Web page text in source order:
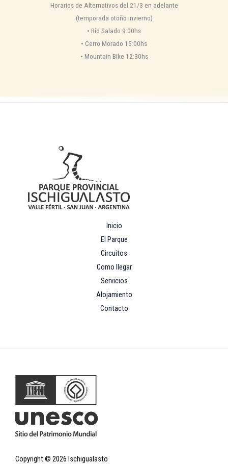
Horarios de Alternativos del 21/3 en adelante
(temporada otoño invierno)
•⁠ ⁠Río Salado 9:00hs
•⁠ ⁠Cerro Morado 15:00hs
•⁠ ⁠Mountain Bike 12:30hs
Inicio
El Parque
Circuitos
Como llegar
Servicios
Alojamiento
Contacto
Copyright © 2026 Ischigualasto